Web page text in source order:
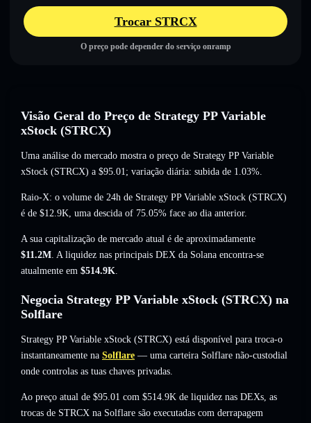
Trocar STRCX
O preço pode depender do serviço onramp
Visão Geral do Preço de Strategy PP Variable
xStock (STRCX)
Uma análise do mercado mostra o preço de Strategy PP Variable
xStock (STRCX) a $95.01; variação diária: subida de 1.03%.
Raio-X: o volume de 24h de Strategy PP Variable xStock (STRCX)
é de $12.9K, uma descida of 75.05% face ao dia anterior.
A sua capitalização de mercado atual é de aproximadamente
$11.2M. A liquidez nas principais DEX da Solana encontra-se
atualmente em $514.9K.
Negocia Strategy PP Variable xStock (STRCX) na
Solflare
Strategy PP Variable xStock (STRCX) está disponível para troca-o
instantaneamente na Solflare — uma carteira Solflare não-custodial
onde controlas as tuas chaves privadas.
Ao preço atual de $95.01 com $514.9K de liquidez nas DEXs, as
trocas de STRCX na Solflare são executadas com derrapagem